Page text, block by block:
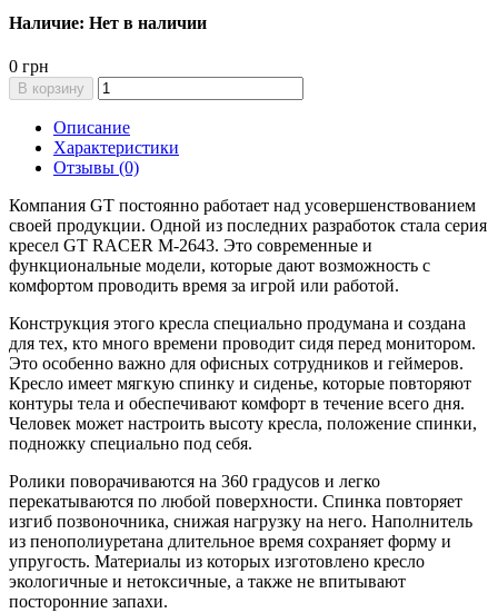
Наличие: Нет в наличии
0 грн
В корзину
Описание
Характеристики
Отзывы (0)
Компания GT постоянно работает над усовершенствованием
своей продукции. Одной из последних разработок стала серия
кресел GT RACER M-2643. Это современные и
функциональные модели, которые дают возможность с
комфортом проводить время за игрой или работой.
Конструкция этого кресла специально продумана и создана
для тех, кто много времени проводит сидя перед монитором.
Это особенно важно для офисных сотрудников и геймеров.
Кресло имеет мягкую спинку и сиденье, которые повторяют
контуры тела и обеспечивают комфорт в течение всего дня.
Человек может настроить высоту кресла, положение спинки,
подножку специально под себя.
Ролики поворачиваются на 360 градусов и легко
перекатываются по любой поверхности. Спинка повторяет
изгиб позвоночника, снижая нагрузку на него. Наполнитель
из пенополиуретана длительное время сохраняет форму и
упругость. Материалы из которых изготовлено кресло
экологичные и нетоксичные, а также не впитывают
посторонние запахи.